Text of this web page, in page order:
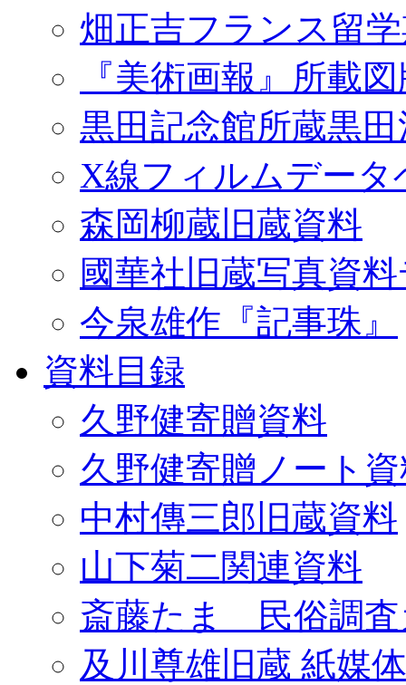
畑正吉フランス留
『美術画報』所載
黒田記念館所蔵黒
X線フィルムデータ
森岡柳蔵旧蔵資料
國華社旧蔵写真資
今泉雄作『記事珠』
資料目録
久野健寄贈資料
久野健寄贈ノート
中村傳三郎旧蔵資料
山下菊二関連資料
斎藤たま 民俗調査
及川尊雄旧蔵 紙媒